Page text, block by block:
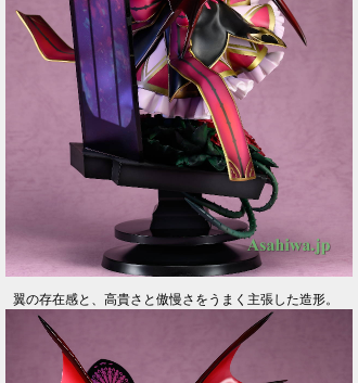
翼の存在感と、高貴さと傲慢さをうまく主張した造形。